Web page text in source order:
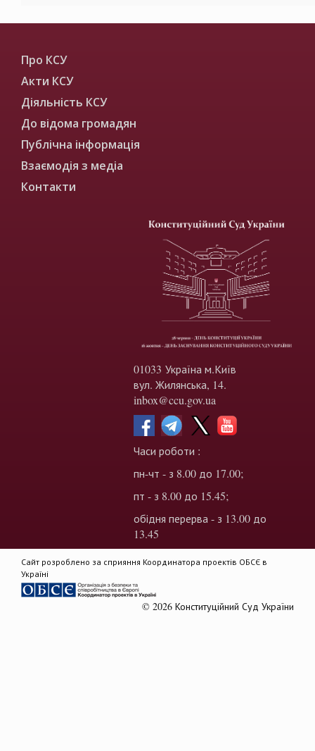
Про КСУ
Акти КСУ
Діяльність КСУ
До відома громадян
Публічна інформація
Взаємодія з медіа
Контакти
01033 Україна м.Київ
вул. Жилянська, 14.
inbox@ccu.gov.ua
Часи роботи :
пн-чт - з 8.00 до 17.00;
пт - з 8.00 до 15.45;
обідня перерва - з 13.00 до
13.45
Сайт розроблено за сприяння Координатора проектів ОБСЄ в
Україні
© 2026 Конституційний Суд України